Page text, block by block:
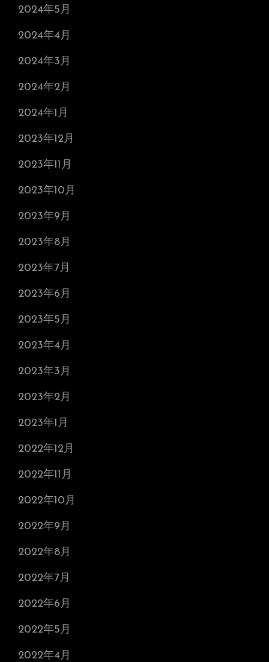
2024年5月
2024年4月
2024年3月
2024年2月
2024年1月
2023年12月
2023年11月
2023年10月
2023年9月
2023年8月
2023年7月
2023年6月
2023年5月
2023年4月
2023年3月
2023年2月
2023年1月
2022年12月
2022年11月
2022年10月
2022年9月
2022年8月
2022年7月
2022年6月
2022年5月
2022年4月